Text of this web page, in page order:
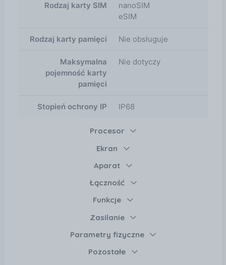
Rodzaj karty SIM
nanoSIM
eSIM
Rodzaj karty pamięci Nie obsługuje
Maksymalna
pojemność karty
pamięci
Nie dotyczy
Stopień ochrony IP IP68
Procesor
Ekran
Aparat
Łączność
Funkcje
Zasilanie
Parametry fizyczne
Pozostałe